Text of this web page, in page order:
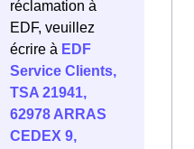
réclamation à
EDF, veuillez
écrire à EDF
Service Clients,
TSA 21941,
62978 ARRAS
CEDEX 9,